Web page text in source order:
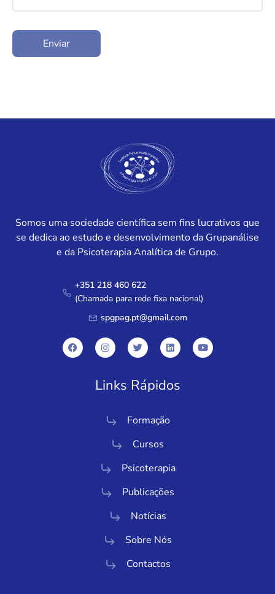
Enviar
Somos uma sociedade científica sem fins lucrativos que
se dedica ao estudo e desenvolvimento da Grupanálise
e da Psicoterapia Analítica de Grupo.
+351 218 460 622
(Chamada para rede fixa nacional)
spgpag.pt@gmail.com
Links Rápidos
Formação
Cursos
Psicoterapia
Publicações
Notícias
Sobre Nós
Contactos